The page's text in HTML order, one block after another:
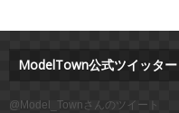
ModelTown公式ツイッター
@Model_Townさんのツイート